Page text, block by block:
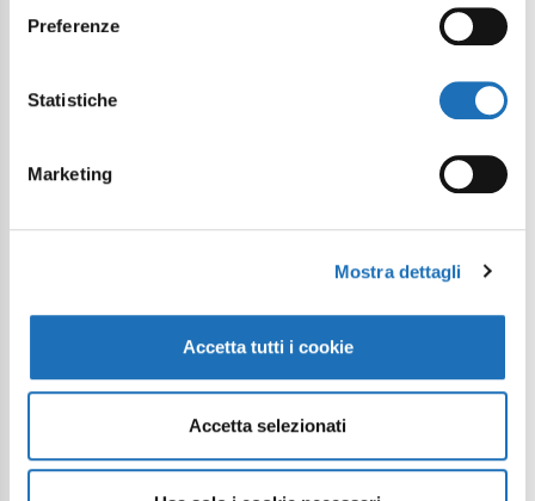
Preferenze
Statistiche
Marketing
Mostra dettagli
Accetta tutti i cookie
Accetta selezionati